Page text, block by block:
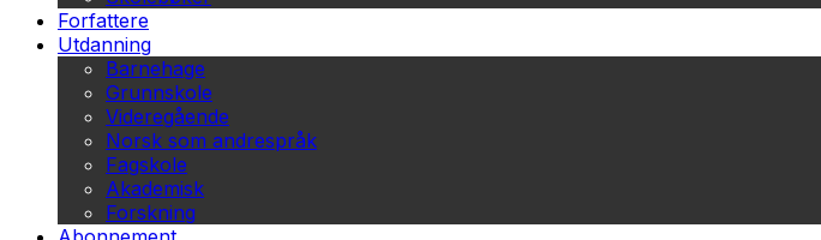
Forfattere
Utdanning
Barnehage
Grunnskole
Videregående
Norsk som andrespråk
Fagskole
Akademisk
Forskning